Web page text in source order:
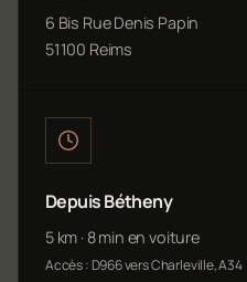
6 Bis Rue Denis Papin
51100 Reims
Depuis Bétheny
5 km · 8 min en voiture
Accès : D966 vers Charleville, A34